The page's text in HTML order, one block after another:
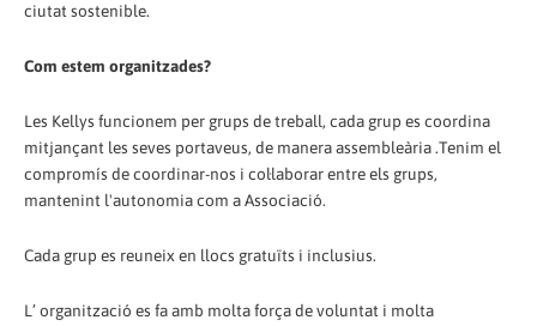
ciutat sostenible.
Com estem organitzades?
Les Kellys funcionem per grups de treball, cada grup es coordina
mitjançant les seves portaveus, de manera assembleària .Tenim el
compromís de coordinar-nos i col·laborar entre els grups,
mantenint l'autonomia com a Associació.
Cada grup es reuneix en llocs gratuïts i inclusius.
L’ organització es fa amb molta força de voluntat i molta